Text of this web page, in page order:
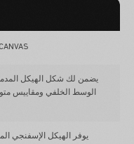
كرسي بذراعين عامل CANVAS
يضمن لك شكل الهيكل
الوسط الخلفي ومقاييس
يوفر الهيكل الإسفنجي